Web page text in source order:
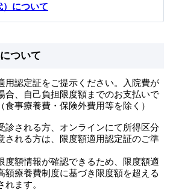
）について
ついて
用認定証をご提示ください。入院費が
合、自己負担限度額までのお支払いで
事療養費・保険外費用等を除く）
診される方、オンラインにて所得区分
される方は、限度額適用認定証のご準
度額情報が確認できるため、限度額適
額療養費制度に基づき限度額を超える
れます。